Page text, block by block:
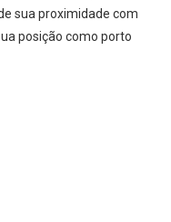
sua proximidade com
posição como porto